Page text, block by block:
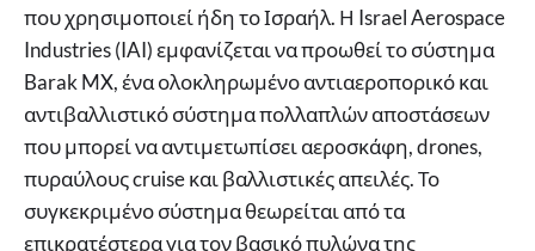
που χρησιμοποιεί ήδη το Ισραήλ. Η Israel Aerospace
Industries (IAI) εμφανίζεται να προωθεί το σύστημα
Barak MX, ένα ολοκληρωμένο αντιαεροπορικό και
αντιβαλλιστικό σύστημα πολλαπλών αποστάσεων
που μπορεί να αντιμετωπίσει αεροσκάφη, drones,
πυραύλους cruise και βαλλιστικές απειλές. Το
συγκεκριμένο σύστημα θεωρείται από τα
επικρατέστερα για τον βασικό πυλώνα της